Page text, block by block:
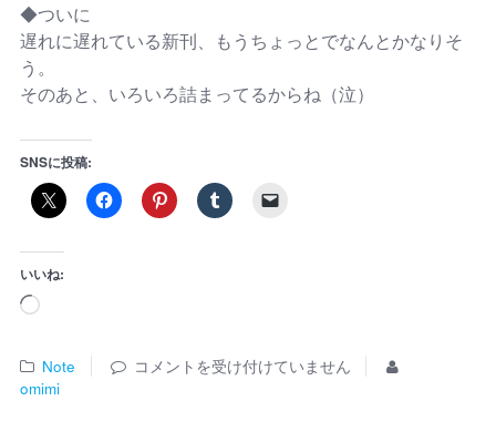
◆ついに
遅れに遅れている新刊、もうちょっとでなんとかなりそ
う。
そのあと、いろいろ詰まってるからね（泣）
SNSに投稿:
いいね:
Note
コメントを受け付けていません
omimi